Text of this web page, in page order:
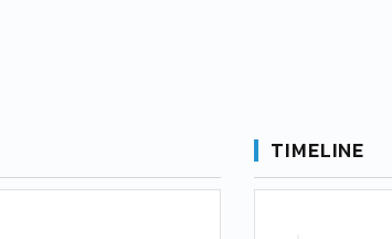
TIMELINE